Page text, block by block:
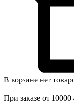
В корзине нет
При заказе от